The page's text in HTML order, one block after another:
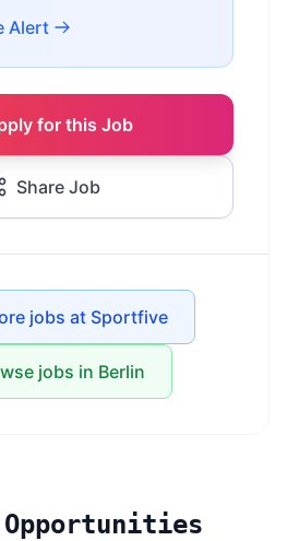
Alert
for this Job
Share Job
jobs at Sportfive
jobs in Berlin
Opportunities